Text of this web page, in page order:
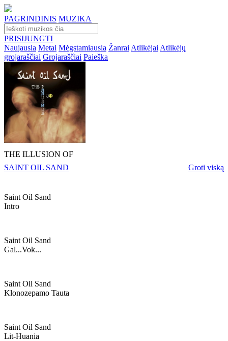
PAGRINDINIS MUZIKA
PRISIJUNGTI
Naujausia Metai Mėgstamiausia Žanrai Atlikėjai Atlikėjų
grojaraščiai Grojaraščiai Paieška
THE ILLUSION OF
SAINT OIL SAND
Groti viską
Saint Oil Sand
Intro
Saint Oil Sand
Gal...vok...
Saint Oil Sand
Klonozepamo Tauta
Saint Oil Sand
Lit-Huania